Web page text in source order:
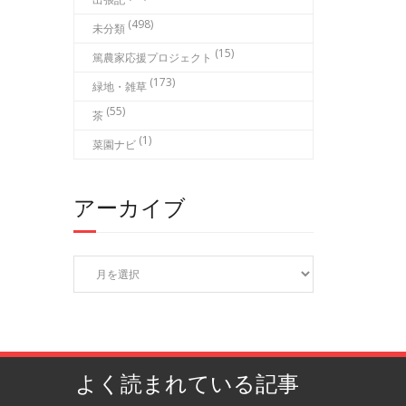
未分類 (498)
篤農家応援プロジェクト (15)
緑地・雑草 (173)
茶 (55)
菜園ナビ (1)
アーカイブ
ア
カ
よく読まれている記事